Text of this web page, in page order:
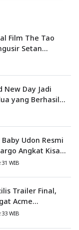
Film The Tao
Setan
New Day Jadi
yang Berhasil
Udon Resmi
Angkat Kisah
WIB
Trailer Final,
Acme
WIB